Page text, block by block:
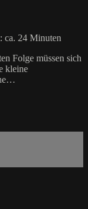
ca. 24 Minuten
Folge müssen sich
kleine